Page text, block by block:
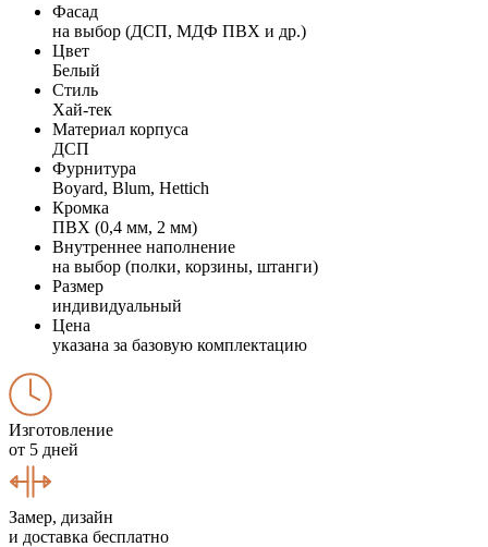
Фасад
на выбор (ДСП, МДФ ПВХ и др.)
Цвет
Белый
Стиль
Хай-тек
Материал корпуса
ДСП
Фурнитура
Boyard, Blum, Hettich
Кромка
ПВХ (0,4 мм, 2 мм)
Внутреннее наполнение
на выбор (полки, корзины, штанги)
Размер
индивидуальный
Цена
указана за базовую комплектацию
Изготовление
от 5 дней
Замер, дизайн
и доставка бесплатно